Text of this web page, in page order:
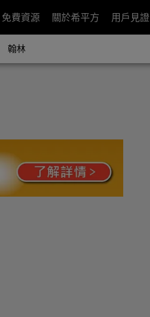
免費資源 關於希平方 用戶見證
翰林